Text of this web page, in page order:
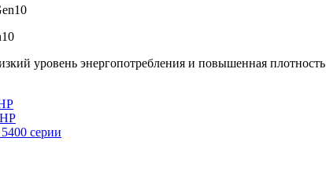
уровень энергопотребления и повышенная плотность
серии